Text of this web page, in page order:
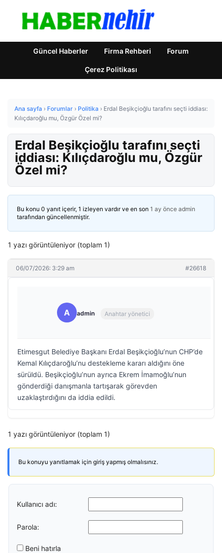
Güncel Haberler Firma Rehberi Forum
Çerez Politikası
Ana sayfa › Forumlar › Politika › Erdal Beşikçioğlu tarafını seçti iddiası:
Kılıçdaroğlu mu, Özgür Özel mi?
Erdal Beşikçioğlu tarafını seçti
iddiası: Kılıçdaroğlu mu, Özgür
Özel mi?
Bu konu 0 yanıt içerir, 1 izleyen vardır ve en son 1 ay önce admin
tarafından güncellenmiştir.
1 yazı görüntüleniyor (toplam 1)
06/07/2026: 3:29 am #26618
A admin Anahtar yönetici
Etimesgut Belediye Başkanı Erdal Beşikçioğlu’nun CHP’de
Kemal Kılıçdaroğlu’nu destekleme kararı aldığını öne
sürüldü. Beşikçioğlu’nun ayrıca Ekrem İmamoğlu’nun
gönderdiği danışmanla tartışarak görevden
uzaklaştırdığını da iddia edildi.
1 yazı görüntüleniyor (toplam 1)
Bu konuyu yanıtlamak için giriş yapmış olmalısınız.
Kullanıcı adı:
Parola:
Beni hatırla